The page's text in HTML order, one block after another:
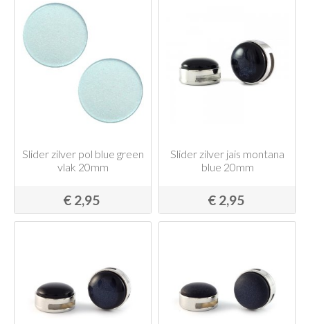
Slider zilver pol blue green
vlak 20mm
€ 2,95
Slider zilver jais montana
blue 20mm
€ 2,95